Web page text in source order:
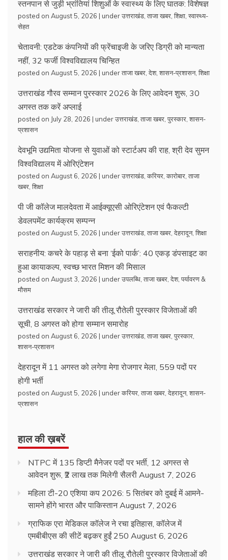
स्तनपान से जुड़ी भ्रांतियां शिशुओं के स्वास्थ्य के लिए घातक: विशेषज्ञ
posted on August 5, 2026 | underउत्तराखंड ताजा खबर शिक्षा स्वास्थ्य-
सेहत
चेतावनी: एडटेक कंपनियों की फ्रेंचाइजी के जरिए डिग्री को मान्यता
नहीं, 32 फर्जी विश्वविद्यालय चिन्हित
posted on August 5, 2026 | underताजा खबर देश, शासन-प्रशासन, शिक्षा
उत्तराखंड गौरव सम्मान पुरस्कार 2026 के लिए आवेदन शुरू, 30
अगस्त तक करें अप्लाई
posted on July 28, 2026 | underउत्तराखंड ताजा खबर पुरस्कार शासन-
प्रशासन
देवभूमि उद्यमिता योजना से युवाओं को स्टार्टअप की राह, श्री देव सुमन
विश्वविद्यालय में ओरिएंटेशन
posted on August 6, 2026 | underउत्तराखंड करियर कारोबार ताजा
खबर शिक्षा
पी जी कॉलेज मालदेवता में आईक्यूएसी ओरिएंटेशन एवं फैकल्टी
डेवलपमेंट कार्यक्रम सम्पन्न
posted on August 5, 2026 | underउत्तराखंड ताजा खबर देहरादून, शिक्षा
सराहनीय: कचरे के पहाड़ से बना ‘ईको पार्क’: 40 एकड़ डंपसाइट का
हुआ कायाकल्प, स्वच्छ भारत मिशन की मिसाल
posted on August 3, 2026 | underउपलब्धि ताजा खबर देश, पर्यावरण &
मौसम
उत्तराखंड सरकार ने जारी की तीलू रौतेली पुरस्कार विजेताओं की
सूची, 8 अगस्त को होगा सम्मान समारोह
posted on August 6, 2026 | underउत्तराखंड ताजा खबर पुरस्कार
शासन-प्रशासन
देहरादून में 11 अगस्त को लगेगा मेगा रोजगार मेला, 559 पदों पर
होगी भर्ती
posted on August 5, 2026 | underकरियर ताजा खबर देहरादून, शासन-
प्रशासन
हाल की ख़बरें
NTPC में 135 डिप्टी मैनेजर पदों पर भर्ती, 12 अगस्त से
आवेदन शुरू, ₹2 लाख तक मिलेगी सैलरी August 7, 2026
महिला टी-20 एशिया कप 2026: 5 सितंबर को दुबई में आमने-
सामने होंगे भारत और पाकिस्तान August 7, 2026
ग्राफिक एरा मेडिकल कॉलेज ने रचा इतिहास, कॉलेज में
एमबीबीएस की सीटें बढ़कर हुईं 250 August 6, 2026
उत्तराखंड सरकार ने जारी की तीलू रौतेली पुरस्कार विजेताओं की